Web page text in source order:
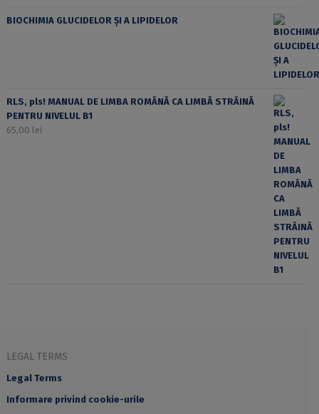
BIOCHIMIA GLUCIDELOR ȘI A LIPIDELOR
RLS, pls! MANUAL DE LIMBA ROMÂNĂ CA LIMBĂ STRĂINĂ
PENTRU NIVELUL B1
65,00 lei
LEGAL TERMS
Legal Terms
Informare privind cookie-urile